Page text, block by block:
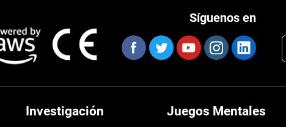
Síguenos en
Investigación Juegos Mentales